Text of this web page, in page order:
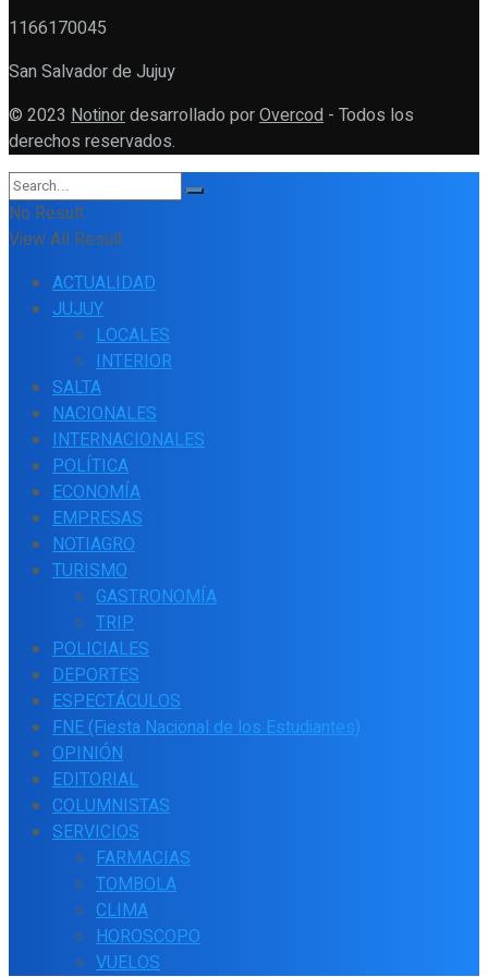
1166170045
San Salvador de Jujuy
© 2023 Notinordesarrollado porOvercod - Todos los
derechos reservados.
No Result
View All Result
ACTUALIDAD
JUJUY
LOCALES
INTERIOR
SALTA
NACIONALES
INTERNACIONALES
POLÍTICA
ECONOMÍA
EMPRESAS
NOTIAGRO
TURISMO
GASTRONOMÍA
TRIP
POLICIALES
DEPORTES
ESPECTÁCULOS
FNE (Fiesta Nacional de los Estudiantes)
OPINIÓN
EDITORIAL
COLUMNISTAS
SERVICIOS
FARMACIAS
TOMBOLA
CLIMA
HOROSCOPO
VUELOS